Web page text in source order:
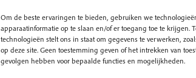
Om de beste ervaringen te bieden, gebruiken we
apparaatinformatie op te slaan en/of er toegang toe te krijgen.
technologieën stelt ons in staat om gegevens te verwerken,
op deze site. Geen toestemming geven of het intrekken van
gevolgen hebben voor bepaalde functies en mogelijkheden.